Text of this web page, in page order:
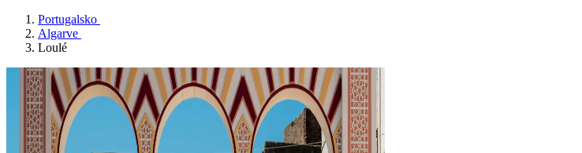
Portugalsko
Algarve
Loulé